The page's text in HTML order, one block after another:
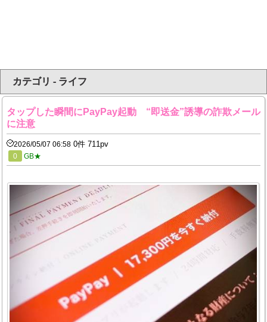
カテゴリ - ライフ
タップした瞬間にPayPay起動 “即送金”誘導の詐欺メール
に注意
2026/05/07 06:58 0件 711pv
0 GB★